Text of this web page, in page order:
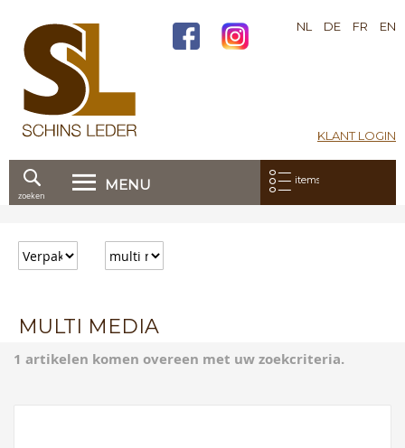
KLANT LOGIN
NL DE FR EN
MENU Mijn bestelling:
items
door
naar
zoeken
MULTI MEDIA
1 artikelen komen overeen met uw zoekcriteria.